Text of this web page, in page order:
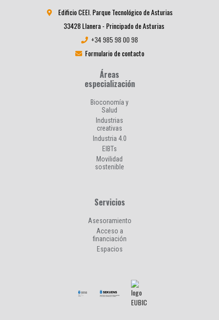
Edificio CEEI. Parque Tecnológico de Asturias
33428 Llanera - Principado de Asturias
+34 985 98 00 98
Formulario de contacto
Áreas
especialización
Bioconomía y
Salud
Industrias
creativas
Industria 4.0
EIBTs
Movilidad
sostenible
Servicios
Asesoramiento
Acceso a
financiación
Espacios